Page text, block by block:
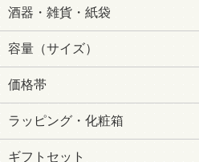
酒器・雑貨・紙袋
容量（サイズ）
価格帯
ラッピング・化粧箱
ギフトセット